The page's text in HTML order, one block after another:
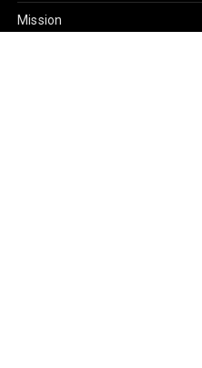
Mission